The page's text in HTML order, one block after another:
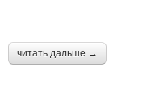
читать дальше →